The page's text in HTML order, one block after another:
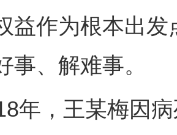
益作为根本出
事、解难事。
，王某梅因病